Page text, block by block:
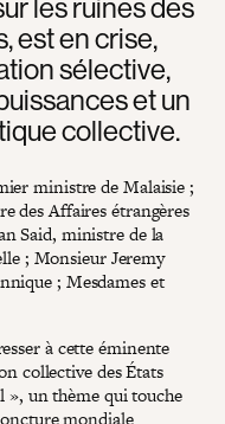
est en crise,
sélective,
et un
collective.
ministre de Malaisie ;
des Affaires étrangères
Said, ministre de la
; Monsieur Jeremy
; Mesdames et
à cette éminente
collective des États
un thème qui touche
mondiale